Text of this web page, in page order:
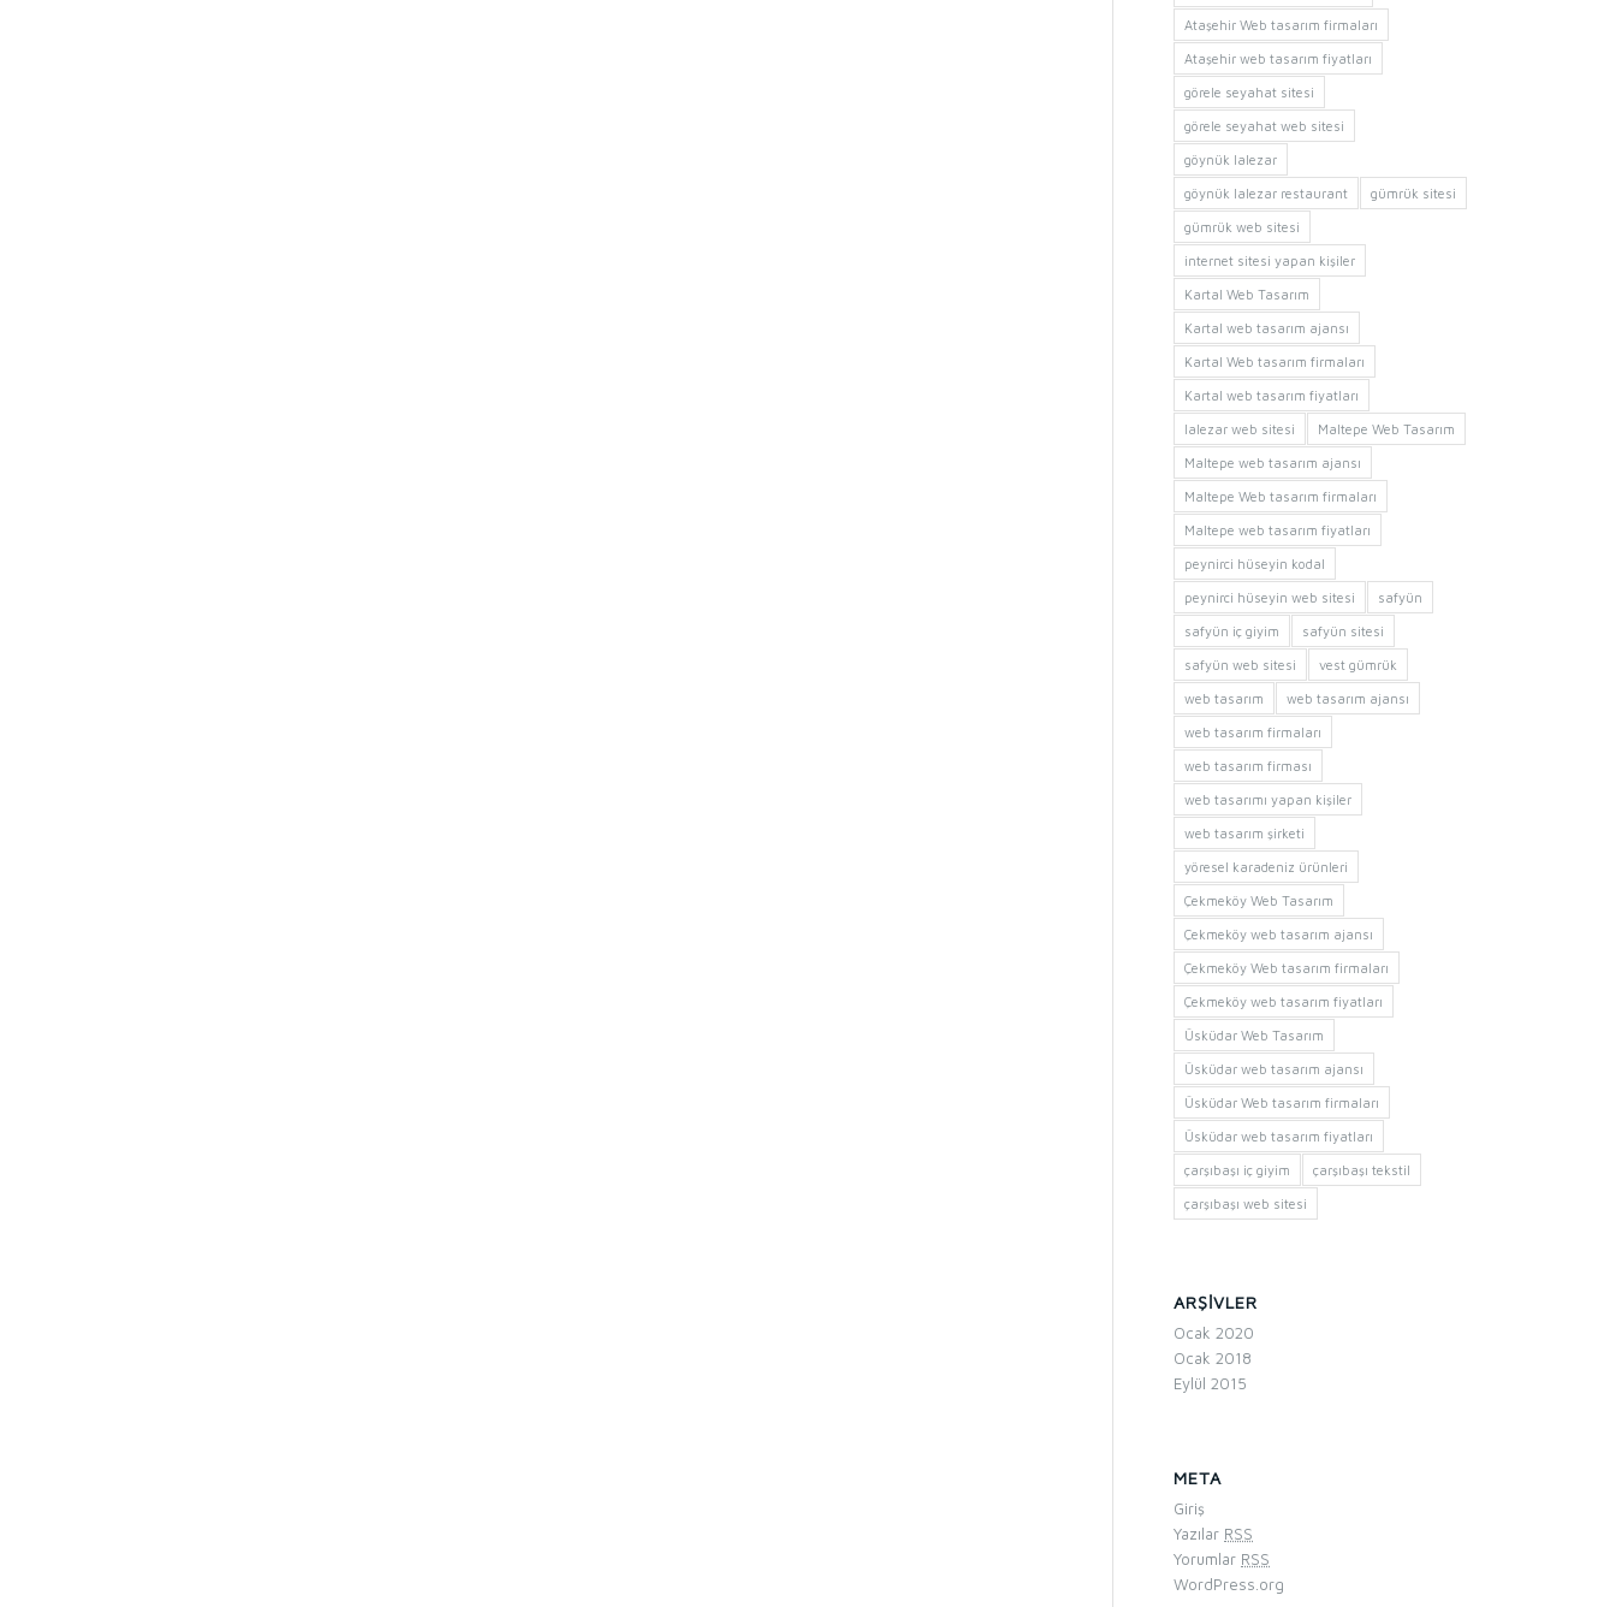
Ataşehir Web tasarım firmaları
Ataşehir web tasarım fiyatları
görele seyahat sitesi
görele seyahat web sitesi
göynük lalezar
göynük lalezar restaurant gümrük sitesi
gümrük web sitesi
internet sitesi yapan kişiler
Kartal Web Tasarım
Kartal web tasarım ajansı
Kartal Web tasarım firmaları
Kartal web tasarım fiyatları
lalezar web sitesi Maltepe Web Tasarım
Maltepe web tasarım ajansı
Maltepe Web tasarım firmaları
Maltepe web tasarım fiyatları
peynirci hüseyin kodal
peynirci hüseyin web sitesi safyün
safyün iç giyim safyün sitesi
safyün web sitesi vest gümrük
web tasarım web tasarım ajansı
web tasarım firmaları
web tasarım firması
web tasarımı yapan kişiler
web tasarım şirketi
yöresel karadeniz ürünleri
Çekmeköy Web Tasarım
Çekmeköy web tasarım ajansı
Çekmeköy Web tasarım firmaları
Çekmeköy web tasarım fiyatları
Üsküdar Web Tasarım
Üsküdar web tasarım ajansı
Üsküdar Web tasarım firmaları
Üsküdar web tasarım fiyatları
çarşıbaşı iç giyim çarşıbaşı tekstil
çarşıbaşı web sitesi
ARŞIVLER
Ocak 2020
Ocak 2018
Eylül 2015
META
Giriş
Yazılar RSS
Yorumlar RSS
WordPress.org